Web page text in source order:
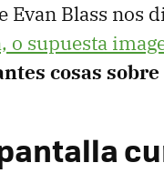
Evan Blass nos
o supuesta
cosas